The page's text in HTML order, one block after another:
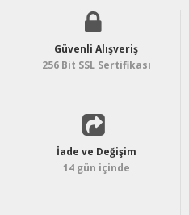
Güvenli Alışveriş
256 Bit SSL Sertifikası
İade ve Değişim
14 gün içinde